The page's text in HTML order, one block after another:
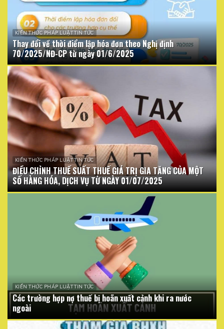
KIẾN THỨC PHÁP LUẬT TIN TỨC
Thay đổi về thời điểm lập hóa đơn theo Nghị định
70/2025/NĐ-CP từ ngày 01/6/2025
KIẾN THỨC PHÁP LUẬT TIN TỨC
ĐIỀU CHỈNH THUẾ SUẤT THUẾ GIÁ TRỊ GIA TĂNG CỦA MỘT
SỐ HÀNG HÓA, DỊCH VỤ TỪ NGÀY 01/07/2025
KIẾN THỨC PHÁP LUẬT TIN TỨC
Các trường hợp nợ thuế bị hoãn xuất cảnh khi ra nước
ngoài